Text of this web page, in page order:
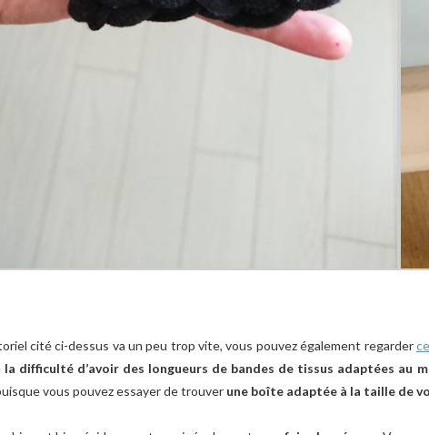
cité ci-dessus va un peu trop vite, vous pouvez également regarder
la difficulté d’avoir des longueurs de bandes de tissus adaptées au
vous pouvez essayer de trouver une boîte adaptée à la taille de